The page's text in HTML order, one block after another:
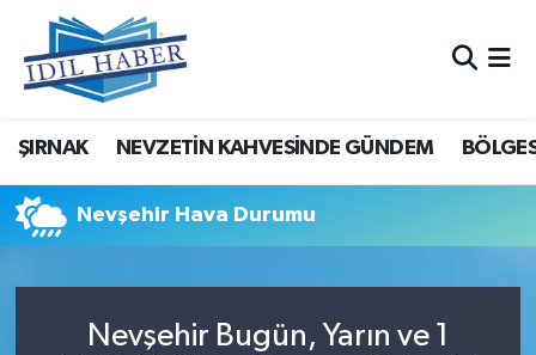
ŞIRNAK NEVZETİN KAHVESİNDE GÜNDEM
Nevşehir Hava Durumu
Nevşehir Bugün, Yarın ve 1
Nöbetçi Eczaneler
Hava Durumu
Trafik Durumu
Tüm Manşetler